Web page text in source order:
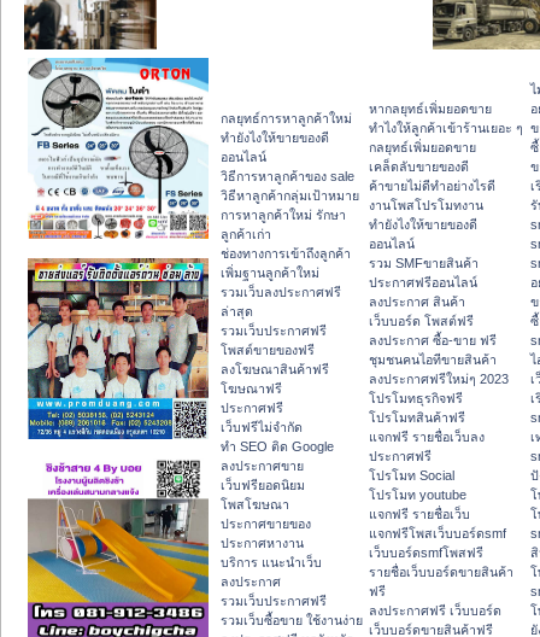
กลยุทธ์การหาลูกค้าใหม่
ทํายังไงให้ขายของดี
ออนไลน์
วิธีการหาลูกค้าของ sale
วิธีหาลูกค้ากลุ่มเป้าหมาย
การหาลูกค้าใหม่ รักษา
ลูกค้าเก่า
ช่องทางการเข้าถึงลูกค้า
เพิ่มฐานลูกค้าใหม่
รวมเว็บลงประกาศฟรี
ล่าสุด
รวมเว็บประกาศฟรี
โพสต์ขายของฟรี
ลงโฆษณาสินค้าฟรี
โฆษณาฟรี
ประกาศฟรี
เว็บฟรีไม่จำกัด
ทำ SEO ติด Google
ลงประกาศขาย
เว็บฟรียอดนิยม
โพสโฆษณา
ประกาศขายของ
ประกาศหางาน
บริการ แนะนำเว็บ
ลงประกาศ
รวมเว็บประกาศฟรี
รวมเว็บซื้อขาย ใช้งานง่าย
หากลยุทธ์เพิ่มยอดขาย
ทําไงให้ลูกค้าเข้าร้านเยอะ ๆ
กลยุทธ์เพิ่มยอดขาย
เคล็ดลับขายของดี
ค้าขายไม่ดีทำอย่างไรดี
งานโพสโปรโมทงาน
ทํายังไงให้ขายของดี
ออนไลน์
รวม SMFขายสินค้า
ประกาศฟรีออนไลน์
ลงประกาศ สินค้า
เว็บบอร์ด โพสต์ฟรี
ลงประกาศ ซื้อ-ขาย ฟรี
ชุมชนคนไอทีขายสินค้า
ลงประกาศฟรีใหม่ๆ 2023
โปรโมทธุรกิจฟรี
โปรโมทสินค้าฟรี
แจกฟรี รายชื่อเว็บลง
ประกาศฟรี
โปรโมท Social
โปรโมท youtube
แจกฟรี รายชื่อเว็บ
แจกฟรีโพสเว็บบอร์ดsmf
เว็บบอร์ดsmfโพสฟรี
รายชื่อเว็บบอร์ดขายสินค้า
ฟรี
ลงประกาศฟรี เว็บบอร์ด
เว็บบอร์ดขายสินค้าฟรี
ไ
ข
เ
รั
ข
ไ
เ
เ
เ
ปั
โ
โ